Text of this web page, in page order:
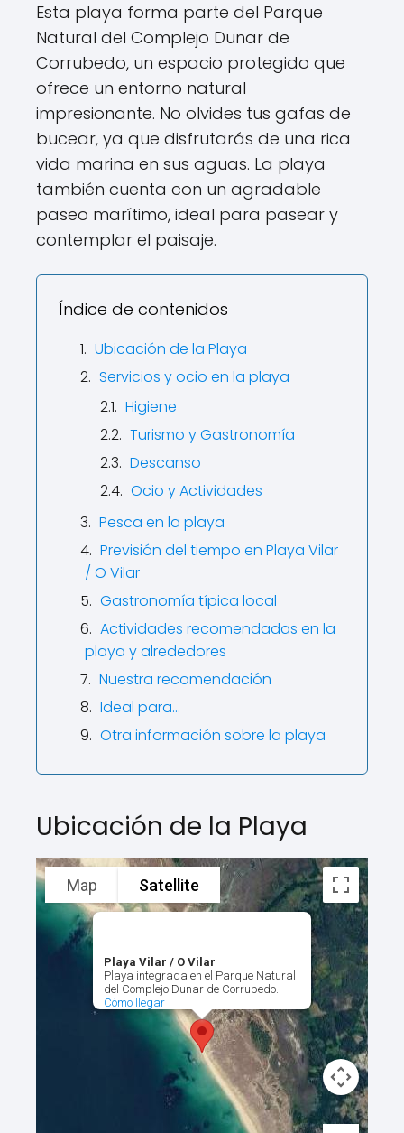
Esta playa forma parte del Parque
Natural del Complejo Dunar de
Corrubedo, un espacio protegido que
ofrece un entorno natural
impresionante. No olvides tus gafas de
bucear, ya que disfrutarás de una rica
vida marina en sus aguas. La playa
también cuenta con un agradable
paseo marítimo, ideal para pasear y
contemplar el paisaje.
Índice de contenidos
Ubicación de la Playa
Servicios y ocio en la playa
Higiene
Turismo y Gastronomía
Descanso
Ocio y Actividades
Pesca en la playa
Previsión del tiempo en Playa Vilar
/ O Vilar
Gastronomía típica local
Actividades recomendadas en la
playa y alrededores
Nuestra recomendación
Ideal para…
Otra información sobre la playa
Ubicación de la Playa
Playa Vilar / O Vilar
Playa integrada en el Parque Natural
del Complejo Dunar de Corrubedo.
Cómo llegar
Map Satellite